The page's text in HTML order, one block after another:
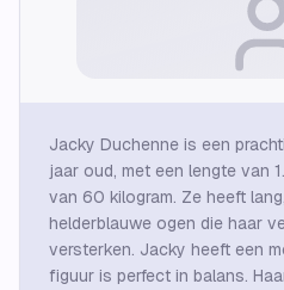
Jacky Duchenne is een
jaar oud, met een lengte van
van 60 kilogram. Ze heeft
helderblauwe ogen die haar
versterken. Jacky heeft een
figuur is perfect in balans.